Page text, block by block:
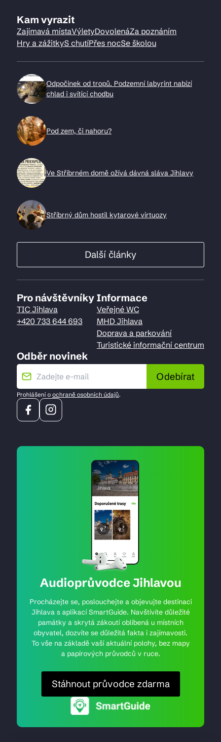
Kam vyrazit
Zajímavá místaVýletyDovolenáZa poznáním
Hry a zážitkyS chutíPřes nocSe školou
Odpočinek od tropů. Podzemní labyrint nabízí
chlad i svítící chodbu
Pod zem, či nahoru?
Ve Stříbrném domě ožívá dávná sláva Jihlavy
Stříbrný dům hostil kytarové virtuozy
Další články
Pro návštěvníky
TIC Jihlava
+420 733 644 693
Informace
Veřejné WC
MHD Jihlava
Doprava a parkování
Turistické informační centrum
Odběr novinek
Odebírat
Prohlášení o ochraně osobních údajů.
Audioprůvodce Jihlavou
Procházejte se, poslouchejte a objevujte destinaci
Jihlava s aplikací SmartGuide. Navštívíte důležité
památky a skrytá zákoutí oblíbená u místních
obyvatel, dozvíte se důležitá fakta i zajímavosti.
To vše na základě vaší aktuální polohy, bez mapy
a papírových průvodců v ruce.
Stáhnout průvodce zdarma